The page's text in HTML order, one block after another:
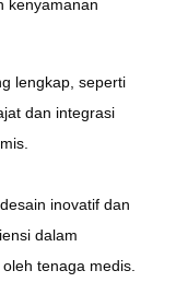
kenyamanan
lengkap, seperti
dan integrasi
inovatif dan
dalam
tenaga medis.